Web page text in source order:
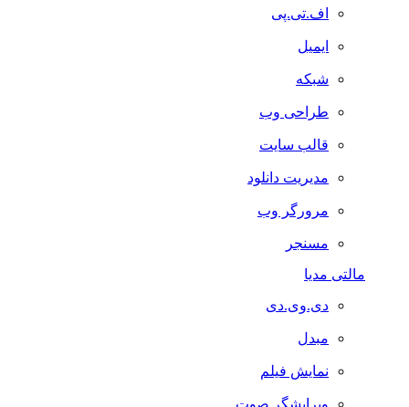
اف.تی.پی
ایمیل
شبکه
طراحی وب
قالب سایت
مدیریت دانلود
مرورگر وب
مسنجر
مالتی مدیا
دی.وی.دی
مبدل
نمایش فیلم
ویرایشگر صوت